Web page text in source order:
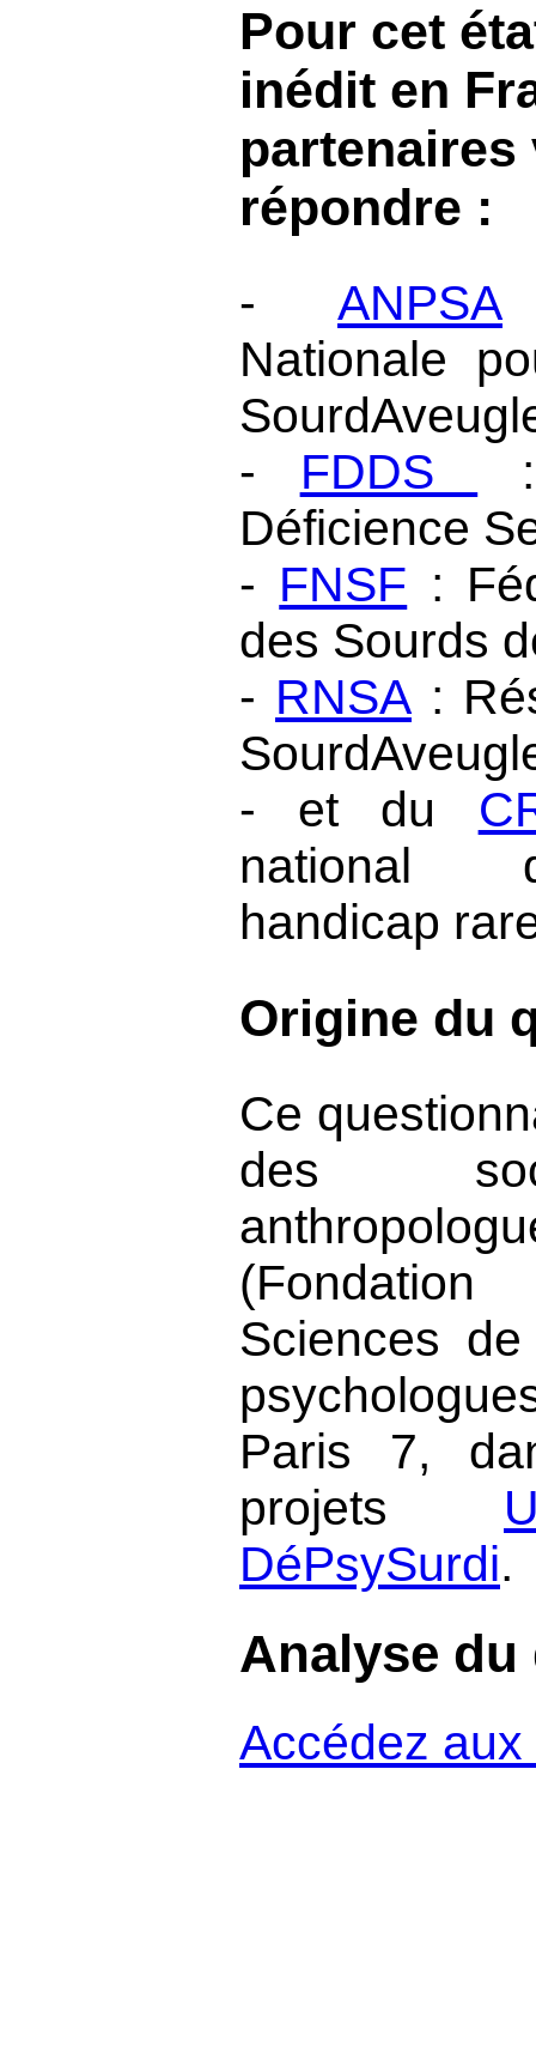
Pour cet
inédit en
répondre :
- ANPSA
Nationale
- FDDS
:
Déficience
- FNSF :
des Sourds
- RNSA :
- et du
national
handicap
Origine du
Ce
des
Sciences
Paris 7,
projets
DéPsySurdi.
Analyse
Accédez